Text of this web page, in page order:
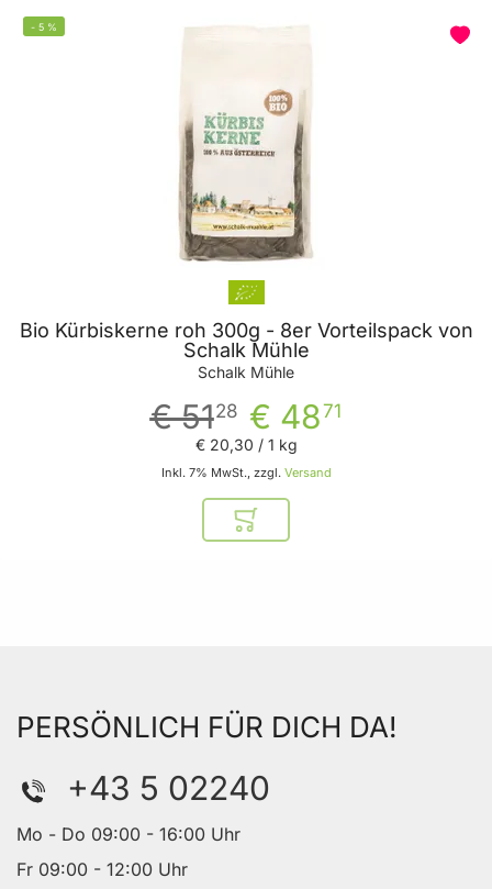
- 5 %
Bio Kürbiskerne roh 300g - 8er Vorteilspack von
Schalk Mühle
Schalk Mühle
€ 4871
€ 5128
Inkl. 7% MwSt., zzgl. Versand
€ 20,30 / 1 kg
In den Warenkorb
PERSÖNLICH FÜR DICH DA!
+43 5 02240
Mo - Do 09:00 - 16:00 Uhr
Fr 09:00 - 12:00 Uhr